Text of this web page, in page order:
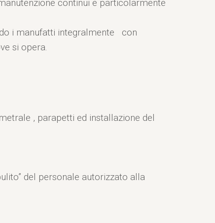
continui e particolarmente
i manufatti integralmente con
si opera.
, parapetti ed installazione del
del personale autorizzato alla